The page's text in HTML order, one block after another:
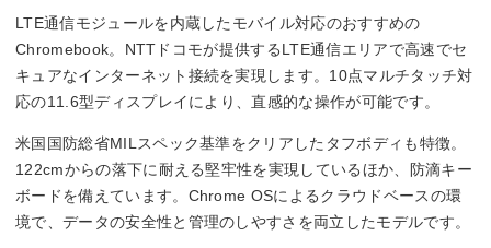
4GB
インターフェース
–
Office詳細
–
LTE通信モジュールを内蔵したモバイル対応のおすすめの
Chromebook。NTTドコモが提供するLTE通信エリアで高速でセ
キュアなインターネット接続を実現します。10点マルチタッチ対
応の11.6型ディスプレイにより、直感的な操作が可能です。
米国国防総省MILスペック基準をクリアしたタフボディも特徴。
122cmからの落下に耐える堅牢性を実現しているほか、防滴キー
ボードを備えています。Chrome OSによるクラウドベースの環
境で、データの安全性と管理のしやすさを両立したモデルです。